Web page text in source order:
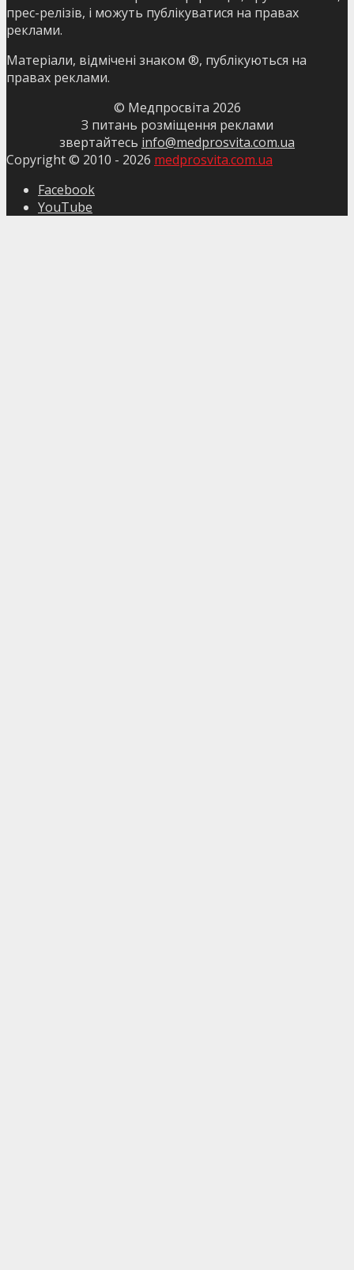
прес-релізів, і можуть публікуватися на правах
реклами.
Матеріали, відмічені знаком ®, публікуються на
правах реклами.
© Медпросвіта 2026
З питань розміщення реклами
звертайтесь info@medprosvita.com.ua
Copyright © 2010 - 2026 medprosvita.com.ua
Facebook
YouTube